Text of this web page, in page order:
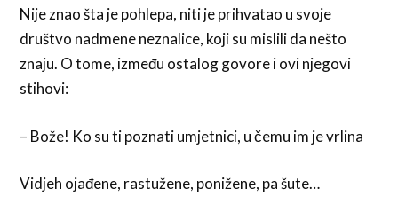
Nije znao šta je pohlepa, niti je prihvatao u svoje
društvo nadmene neznalice, koji su mislili da nešto
znaju. O tome, između ostalog govore i ovi njegovi
stihovi:
– Bože! Ko su ti poznati umjetnici, u čemu im je vrlina
Vidjeh ojađene, rastužene, ponižene, pa šute…